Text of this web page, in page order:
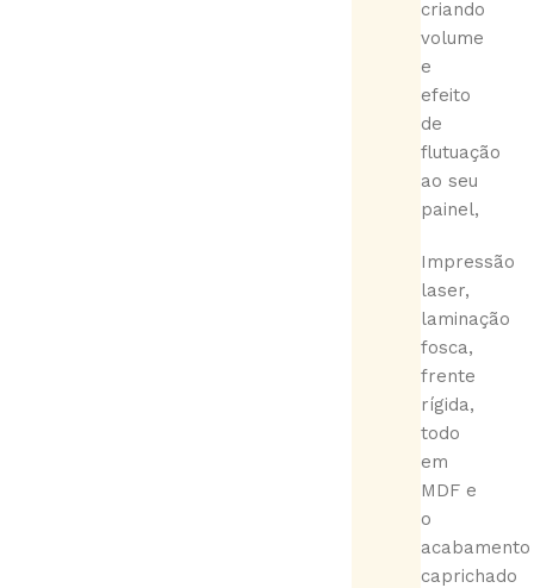
criando
volume
e
efeito
de
flutuação
ao seu
painel,
Impressão
laser,
laminação
fosca,
frente
rígida,
todo
em
MDF e
o
acabamento
caprichado